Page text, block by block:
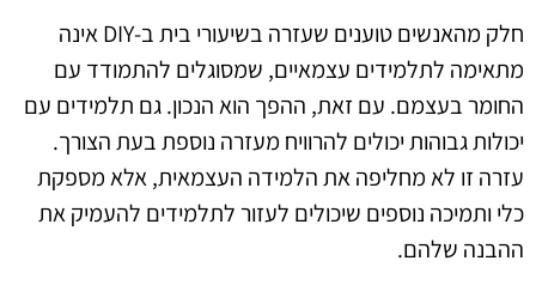
חלק מהאנשים טוענים שעזרה בשיעורי בית ב-DIY אינה
מתאימה לתלמידים עצמאיים, שמסוגלים להתמודד עם
החומר בעצמם. עם זאת, ההפך הוא הנכון. גם תלמידים עם
יכולות גבוהות יכולים להרוויח מעזרה נוספת בעת הצורך.
עזרה זו לא מחליפה את הלמידה העצמאית, אלא מספקת
כלי ותמיכה נוספים שיכולים לעזור לתלמידים להעמיק את
ההבנה שלהם.